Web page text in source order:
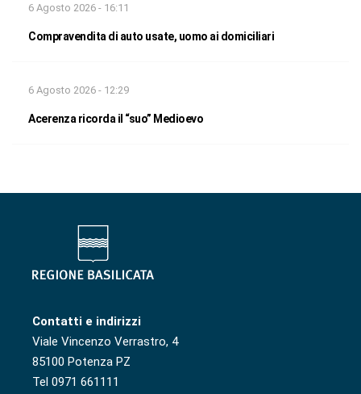
6 Agosto 2026 - 16:11
Compravendita di auto usate, uomo ai domiciliari
6 Agosto 2026 - 12:29
Acerenza ricorda il “suo” Medioevo
Contatti e indirizzi
Viale Vincenzo Verrastro, 4
85100 Potenza PZ
Tel 0971 661111